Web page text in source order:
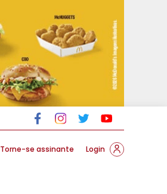
Torne-se assinante Login